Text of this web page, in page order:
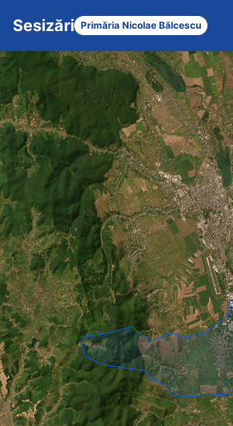
Sesizări Primăria Nicolae Bălcescu